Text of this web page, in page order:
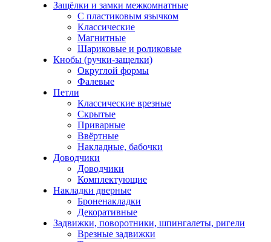
Защёлки и замки межкомнатные
С пластиковым язычком
Классические
Магнитные
Шариковые и роликовые
Кнобы (ручки-защелки)
Округлой формы
Фалевые
Петли
Классические врезные
Скрытые
Приварные
Ввёртные
Накладные, бабочки
Доводчики
Доводчики
Комплектующие
Накладки дверные
Броненакладки
Декоративные
Задвижки, поворотники, шпингалеты, ригели
Врезные задвижки